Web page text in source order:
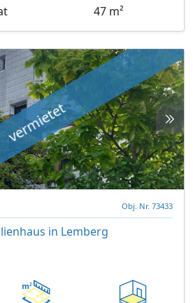
47 m²
vermietet
Obj. Nr. 73433
in Lemberg